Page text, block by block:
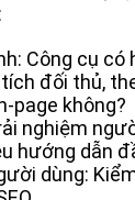
Công cụ có
đối thủ,
page không?
nghiệm
hướng dẫn
dùng: